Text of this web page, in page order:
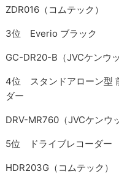
ZDR016（コムテック）
3位 Everio ブラック
GC-DR20-B（JVCケンウッ
4位 スタンドアローン型
ダー
DRV-MR760（JVCケンウ
5位 ドライブレコーダー
HDR203G（コムテック）